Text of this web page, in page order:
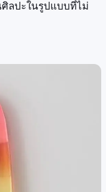
ศิลปะในรูปแบบที่ไม่